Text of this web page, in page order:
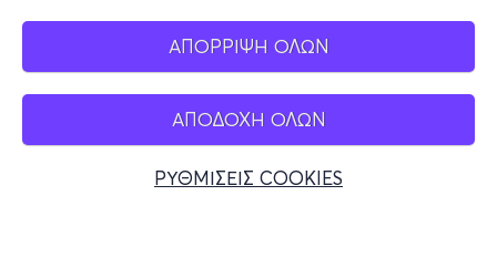
ΑΠΟΡΡΙΨΗ ΟΛΩΝ
ΑΠΟΔΟΧΗ ΟΛΩΝ
ΡΥΘΜΙΣΕΙΣ COOKIES
Mobile app